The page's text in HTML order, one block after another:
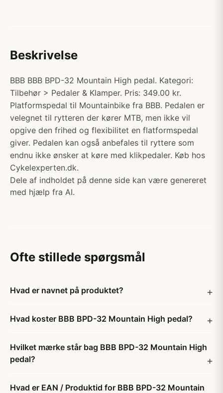
Beskrivelse
BBB BBB BPD-32 Mountain High pedal. Kategori:
Tilbehør > Pedaler & Klamper. Pris: 349.00 kr.
Platformspedal til Mountainbike fra BBB. Pedalen er
velegnet til rytteren der kører MTB, men ikke vil
opgive den frihed og flexibilitet en flatformspedal
giver. Pedalen kan også anbefales til ryttere som
endnu ikke ønsker at køre med klikpedaler. Køb hos
Cykelexperten.dk.
Dele af indholdet på denne side kan være genereret
med hjælp fra AI.
Ofte stillede spørgsmål
Hvad er navnet på produktet?
Hvad koster BBB BPD-32 Mountain High pedal?
Hvilket mærke står bag BBB BPD-32 Mountain High
pedal?
Hvad er EAN / Produktid for BBB BPD-32 Mountain